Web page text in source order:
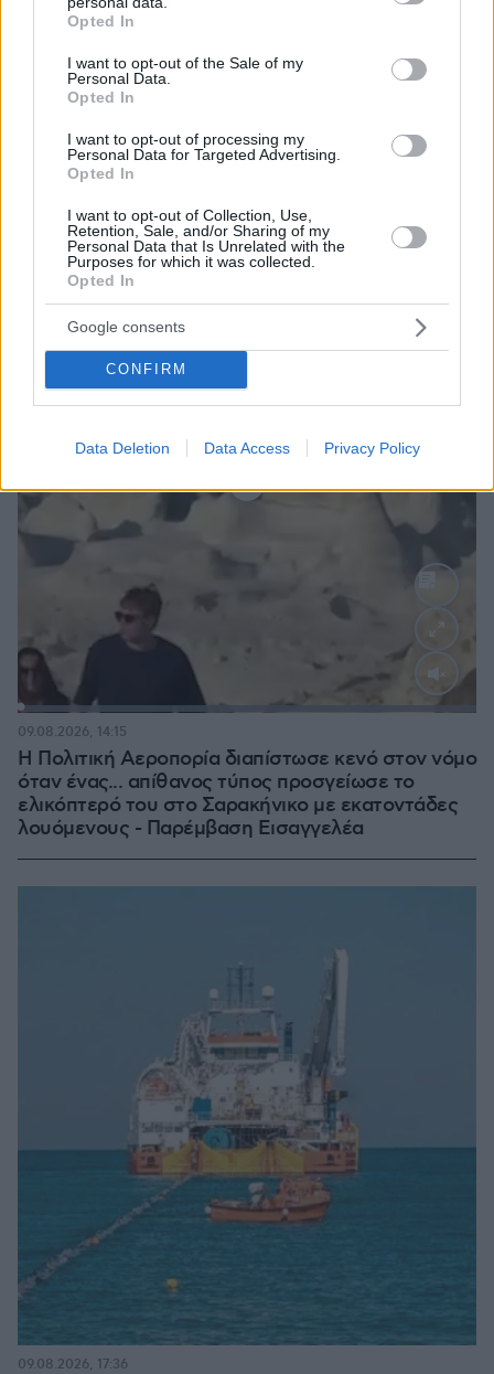
grant or deny consent to Google and its third-party tags to
use your data for below specified purposes in below Google
consent section.
Opted In
I want to opt-out of the Sale of my
Personal Data.
Opted In
I want to opt-out of processing my
Personal Data for Targeted Advertising.
Opted In
I want to opt-out of Collection, Use,
Retention, Sale, and/or Sharing of my
Personal Data that Is Unrelated with the
Purposes for which it was collected.
Opted In
Google consents
CONFIRM
Data Deletion Data Access Privacy Policy
Μεγάλη φωτιά σε δάσος στο Μουζάκι Ηλείας,
επιχειρούν 105 πυροσβέστες και 9 εναέρια, δείτε βίντεο
και φωτογραφίες
ΤΑ ΠΙΟ ΔΗΜΟΦΙΛΗ
:
Η Πολιτική Αεροπορία διαπίστωσε κενό στον νόμο
όταν ένας... απίθανος τύπος προσγείωσε το
ελικόπτερό του στο Σαρακήνικο με εκατοντάδες
λουόμενους - Παρέμβαση Εισαγγελέα
09.08.2026, 14:15
09.08.2026, 17:36